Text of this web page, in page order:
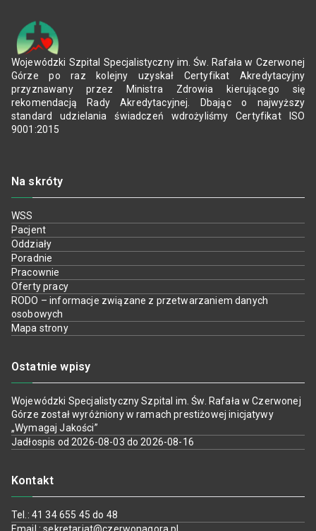
Wojewódzki Szpital Specjalistyczny im. Św. Rafała w Czerwonej
Górze po raz kolejny uzyskał Certyfikat Akredytacyjny
przyznawany przez Ministra Zdrowia kierującego się
rekomendacją Rady Akredytacyjnej. Dbając o najwyższy
standard udzielania świadczeń wdrożyliśmy Certyfikat ISO
9001:2015
Na skróty
WSS
Pacjent
Oddziały
Poradnie
Pracownie
Oferty pracy
RODO – informacje związane z przetwarzaniem danych
osobowych
Mapa strony
Ostatnie wpisy
Wojewódzki Specjalistyczny Szpital im. Św. Rafała w Czerwonej
Górze został wyróżniony w ramach prestiżowej inicjatywy
„Wymagaj Jakości”
Jadłospis od 2026-08-03 do 2026-08-16
Kontakt
Tel.: 41 34 655 45 do 48